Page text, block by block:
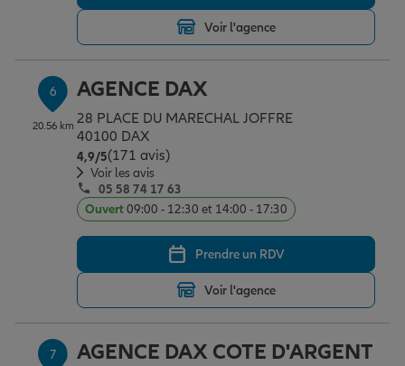
Voir l'agence
6
20.56 km
AGENCE DAX
28 PLACE DU MARECHAL JOFFRE
40100 DAX
4,9/5Note de 4.9 sur 5
(171 avis)
Voir les avis
05 58 74 17 63
Ouvert09:00 - 12:30 et 14:00 - 17:30
Prendre un RDV
Voir l'agence
7 AGENCE DAX COTE D'ARGENT